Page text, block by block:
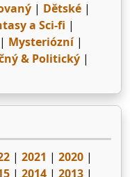
| Dětské |
a Sci-fi |
| Mysteriózní|
& Politický |
| 2021 | 2020 |
| 2014 | 2013 |